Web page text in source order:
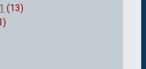
(13)